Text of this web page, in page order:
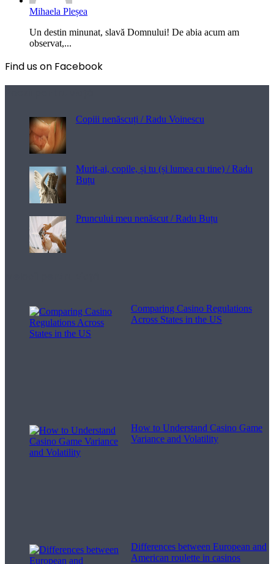
Mihaela Pleșea
Un destin minunat, slavă Domnului! De abia acum am
observat,...
Find us on Facebook
Copiii nenăscuți / Radu Voinescu
Murit-ai, copile, și tu (și lumea cu tine) / Radu
Buțu
Pruncului meu nenăscut / Radu Buțu
Comparing Casino Regulations
Across States in the US
How to Understand Casino Game
Variance and Volatility
Differences between European and
American roulette in casinos